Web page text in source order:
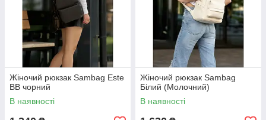
Жіночий рюкзак Sambag Este
BB чорний
В наявності
Жіночий рюкзак Sambag
Білий (Молочний)
В наявності